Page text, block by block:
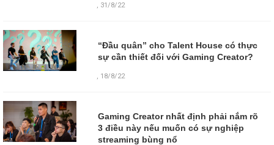
31/8/22
“Đầu quân” cho Talent House có thực
sự cần thiết đối với Gaming Creator?
, 18/8/22
Gaming Creator nhất định phải nắm rõ
3 điều này nếu muốn có sự nghiệp
streaming bùng nổ